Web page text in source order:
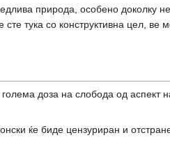
природа, особено доколку
тука со конструктивна цел, ве
доза на слобода од аспект
ќе биде цензуриран и